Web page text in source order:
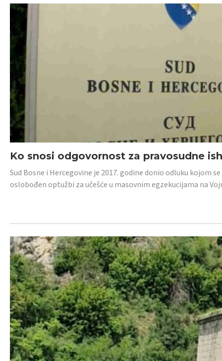
Ko snosi odgovornost za pravosudne
Sud Bosne i Hercegovine je 2017. godine donio odluku kojom
oslobođen optužbi za učešće u masovnim egzekucijama na